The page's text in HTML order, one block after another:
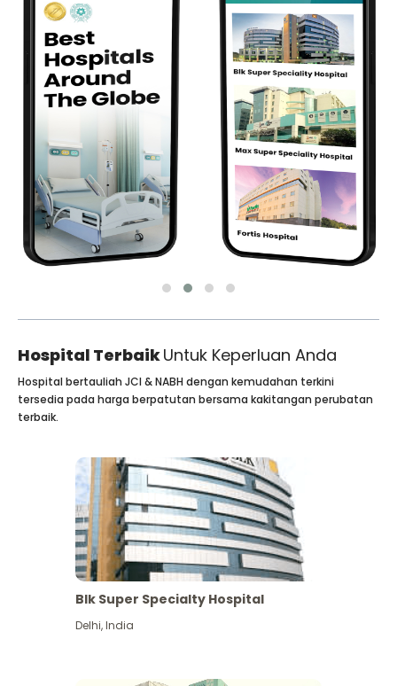
Hospital TerbaikUntuk Keperluan Anda
Hospital bertauliah JCI & NABH dengan kemudahan terkini
tersedia pada harga berpatutan bersama kakitangan perubatan
terbaik.
Blk Super Specialty Hospital
Delhi,India